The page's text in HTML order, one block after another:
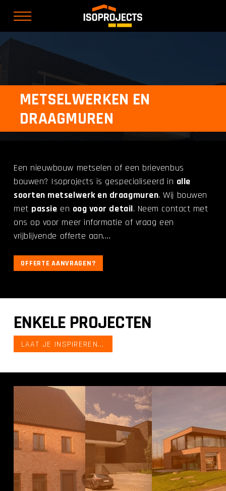
METSELWERKEN EN
DRAAGMUREN
Een nieuwbouw metselen of een brievenbus
bouwen? Isoprojects is gespecialiseerd in alle
soorten metselwerk en draagmuren. Wij bouwen
met passie en oog voor detail. Neem contact met
ons op voor meer informatie of vraag een
vrijblijvende offerte aan….
OFFERTE AANVRAGEN?
ENKELE PROJECTEN
LAAT JE INSPIREREN...